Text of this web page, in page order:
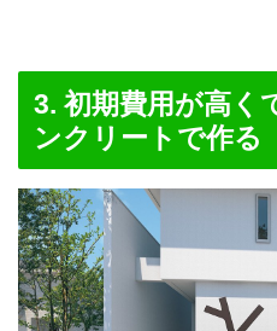
3. 初期費用が高く
ンクリートで作る